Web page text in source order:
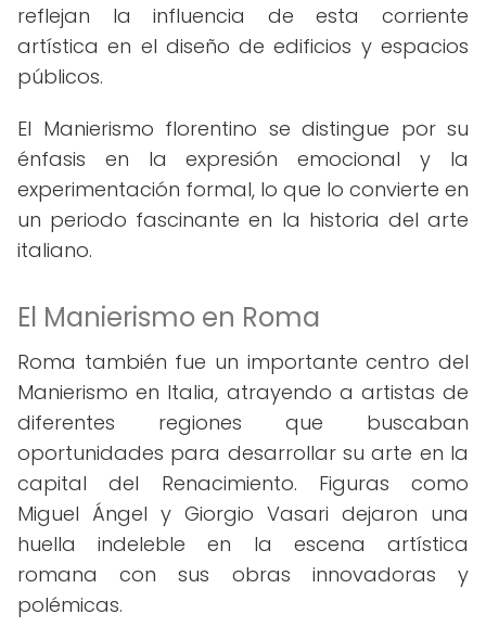
reflejan la influencia de esta corriente
artística en el diseño de edificios y espacios
públicos.
El Manierismo florentino se distingue por su
énfasis en la expresión emocional y la
experimentación formal, lo que lo convierte en
un periodo fascinante en la historia del arte
italiano.
El Manierismo en Roma
Roma también fue un importante centro del
Manierismo en Italia, atrayendo a artistas de
diferentes regiones que buscaban
oportunidades para desarrollar su arte en la
capital del Renacimiento. Figuras como
Miguel Ángel y Giorgio Vasari dejaron una
huella indeleble en la escena artística
romana con sus obras innovadoras y
polémicas.